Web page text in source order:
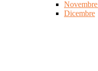
Novembre
Dicembre